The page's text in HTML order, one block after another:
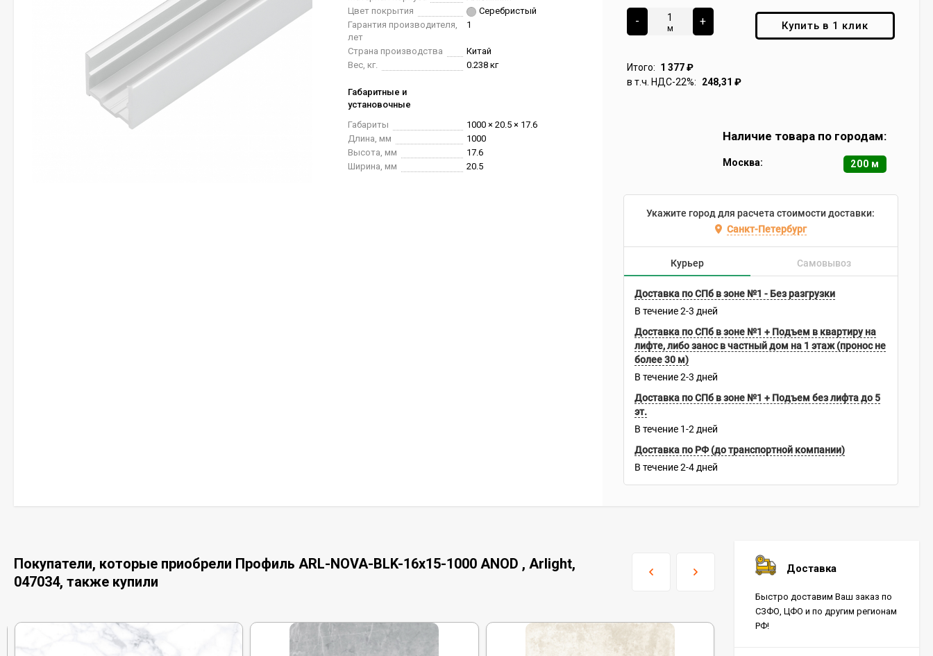
Цвет покрытия
Серебристый
Гарантия производителя,
лет
1
Страна производства
Китай
Вес, кг.
0.238 кг
Габаритные и
установочные
Габариты
1000 × 20.5 × 17.6
Длина, мм
1000
Высота, мм
17.6
Ширина, мм
20.5
-
м
+
Итого: 1 377₽
в т.ч. НДС-22%:
248,31 ₽
Купить в 1 клик
Наличие товара по городам:
Москва: 200 м
Укажите город для расчета стоимости доставки:
Санкт-Петербург
Курьер Самовывоз
Доставка по СПб в зоне №1 - Без разгрузки
В течение 2-3 дней
Доставка по СПб в зоне №1 + Подъем в квартиру на
лифте, либо занос в частный дом на 1 этаж (пронос не
более 30 м)
В течение 2-3 дней
Доставка по СПб в зоне №1 + Подъем без лифта до 5
эт.
В течение 1-2 дней
Доставка по РФ (до транспортной компании)
В течение 2-4 дней
Покупатели, которые приобрели Профиль ARL-NOVA-BLK-16x15-1000 ANOD , Arlight,
047034, также купили
Доставка
Быстро доставим Ваш заказ по
СЗФО, ЦФО и по другим регионам
РФ!